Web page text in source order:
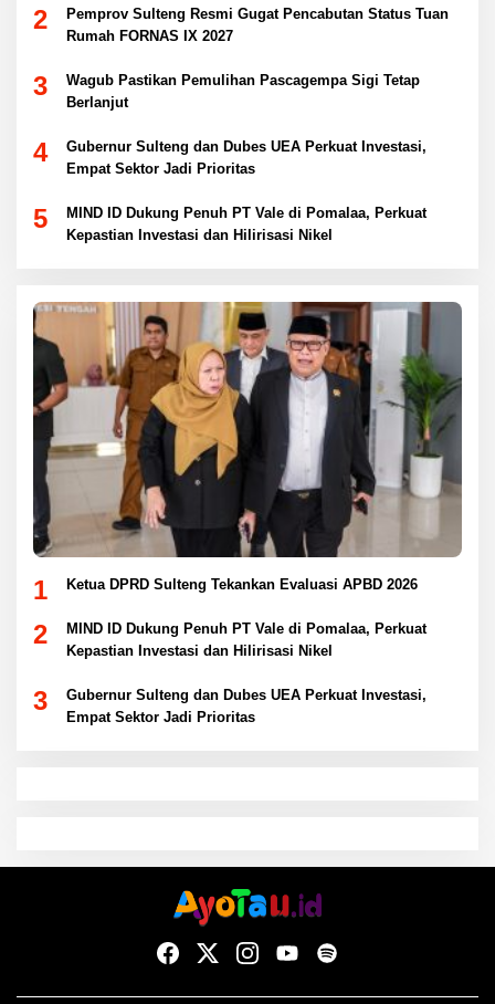
2
Pemprov Sulteng Resmi Gugat Pencabutan Status Tuan
Rumah FORNAS IX 2027
3
Wagub Pastikan Pemulihan Pascagempa Sigi Tetap
Berlanjut
4
Gubernur Sulteng dan Dubes UEA Perkuat Investasi,
Empat Sektor Jadi Prioritas
5
MIND ID Dukung Penuh PT Vale di Pomalaa, Perkuat
Kepastian Investasi dan Hilirisasi Nikel
1 Ketua DPRD Sulteng Tekankan Evaluasi APBD 2026
2
MIND ID Dukung Penuh PT Vale di Pomalaa, Perkuat
Kepastian Investasi dan Hilirisasi Nikel
3
Gubernur Sulteng dan Dubes UEA Perkuat Investasi,
Empat Sektor Jadi Prioritas